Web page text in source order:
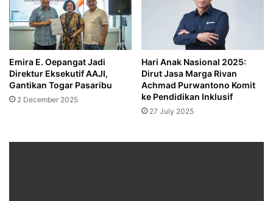
Emira E. Oepangat Jadi
Direktur Eksekutif AAJI,
Gantikan Togar Pasaribu
2 December 2025
Hari Anak Nasional 2025:
Dirut Jasa Marga Rivan
Achmad Purwantono Komit
ke Pendidikan Inklusif
27 July 2025